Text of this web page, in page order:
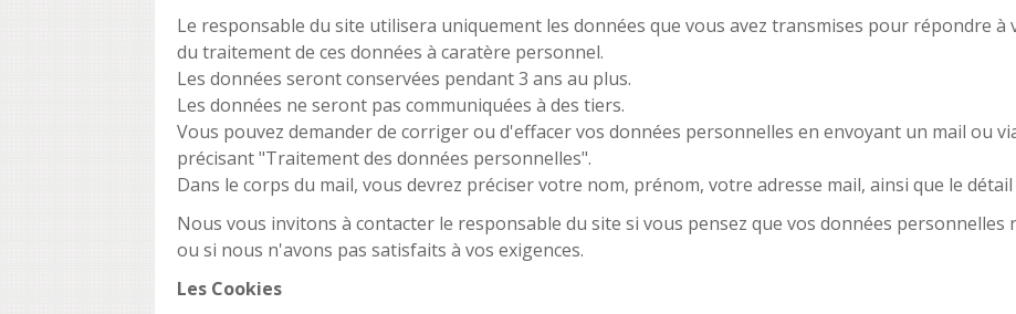
Le responsable du site utilisera uniquement les données que vous avez transmises pour répondre à
du traitement de ces données à caratère personnel.
Les données seront conservées pendant 3 ans au plus.
Les données ne seront pas communiquées à des tiers.
Vous pouvez demander de corriger ou d'effacer vos données personnelles en envoyant un mail ou
précisant "Traitement des données personnelles".
Dans le corps du mail, vous devrez préciser votre nom, prénom, votre adresse mail, ainsi que le
Nous vous invitons à contacter le responsable du site si vous pensez que vos données personnelles
ou si nous n'avons pas satisfaits à vos exigences.
Les Cookies